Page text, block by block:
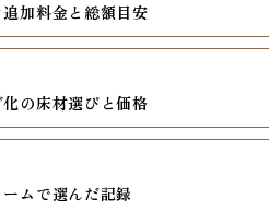
加料金と総額目安
の床材選びと価格
ムで選んだ記録